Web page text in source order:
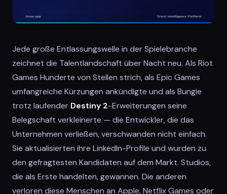
Jede große Entlassungswelle in der Spielebranche
zeichnet die Talentlandschaft über Nacht neu. Als Riot
Games Hunderte von Stellen strich, als Epic Games
umfangreiche Kürzungen ankündigte und als Bungie
trotz laufender Destiny 2-Erweiterungen seine
Belegschaft verkleinerte — die Entwickler, die das
Unternehmen verließen, verschwanden nicht einfach.
Sie aktualisierten ihre LinkedIn-Profile und wurden zu
den gefragtesten Kandidaten auf dem Markt. Studios,
die als Erste handelten, gewannen. Die anderen
verloren diese Menschen an Apple, Netflix Games oder